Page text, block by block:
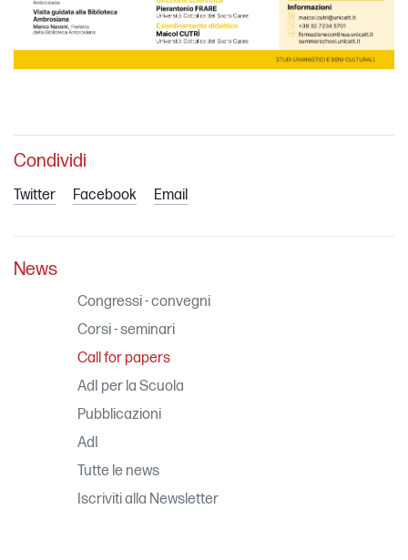
Condividi
Twitter Facebook Email
News
Congressi - convegni
Corsi - seminari
Call for papers
AdI per la Scuola
Pubblicazioni
AdI
Tutte le news
Iscriviti alla Newsletter